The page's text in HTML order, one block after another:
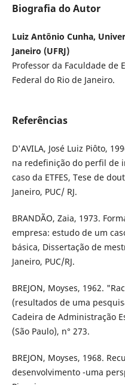
Biografia do Autor
Luiz Antônio Cunha,
Janeiro (UFRJ)
Professor da Faculdade de
Federal do Rio de Janeiro.
Referências
D'AVILA, José Luiz Piôto,
na redefinição do perfil de
caso da ETFES, Tese de
Janeiro, PUC/ RJ.
BRANDÃO, Zaia, 1973.
empresa: estudo de um
básica, Dissertação de
Janeiro, PUC/RJ.
BREJON, Moyses, 1962.
(resultados de uma
Cadeira de Administração
(São Paulo), n° 273.
BREJON, Moyses, 1968.
desenvolvimento -uma